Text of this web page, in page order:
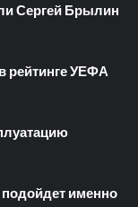
Сергей Брылин
рейтинге УЕФА
именно